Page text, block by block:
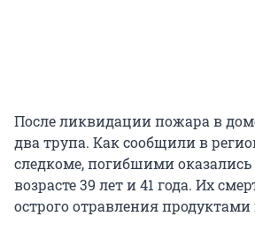
После ликвидации пожара в
два трупа. Как сообщили в
следкоме, погибшими
возрасте 39 лет и 41 года. Их
острого отравления продуктами